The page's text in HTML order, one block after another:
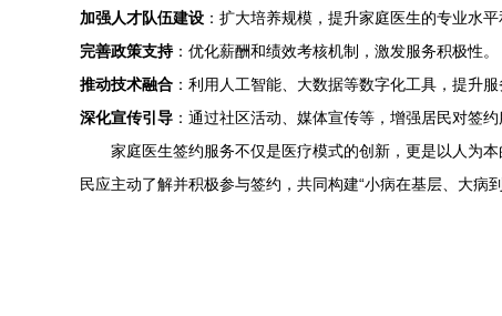
加强人才队伍建设 ：扩大培养规模，提升家庭医生的专业水平
完善政策支持：优化薪酬和绩效考核机制，激发服务积极性。
推动技术融合 ：利用人工智能、大数据等数字化工具，提升服
深化宣传引导 ：通过社区活动、媒体宣传等，增强居民对签约
家庭医生签约服务不仅是医疗模式的创新，更是以人为
民应主动了解并积极参与签约，共同构建“小病在基层、大病